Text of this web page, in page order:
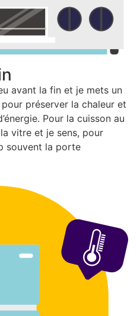
avant la fin et je mets un
préserver la chaleur et
Pour la cuisson au
vitre et je sens, pour
souvent la porte